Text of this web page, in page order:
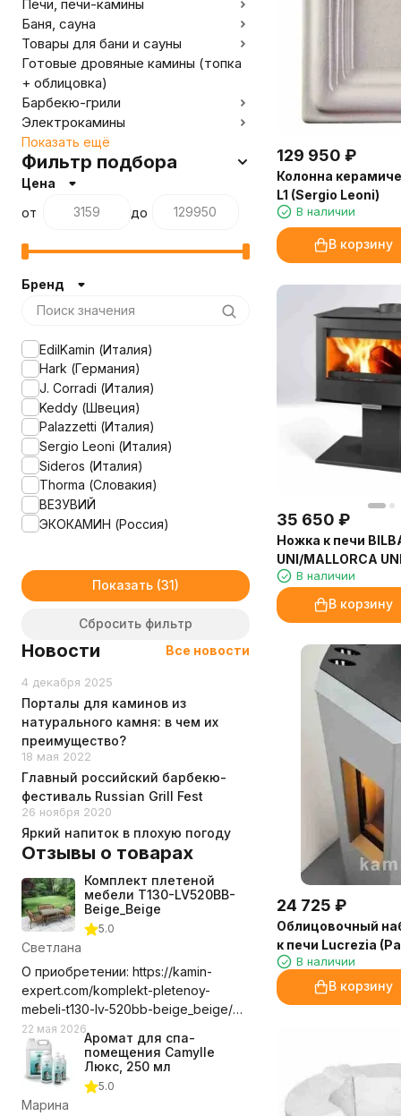
129 950 ₽
Колонна
L1 (Sergio Leoni)
В наличии
В корзину
35 650 ₽
Ножка к печи
UNI/MALLORCA
(Thorma)
В наличии
В корзину
24 725 ₽
Облицовочный
к печи Lucrezia
В наличии
В корзину
Печи, печи-камины
Баня, сауна
Товары для бани и сауны
Готовые дровяные камины (топка
+ облицовка)
Барбекю-грили
Электрокамины
Показать ещё
Фильтр подбора
Цена
от
до
Бренд
EdilKamin (Италия)
Hark (Германия)
J. Corradi (Италия)
Keddy (Швеция)
Palazzetti (Италия)
Sergio Leoni (Италия)
Sideros (Италия)
Thorma (Словакия)
ВЕЗУВИЙ
ЭКОКАМИН (Россия)
Показать
Сбросить фильтр
Новости Все новости
4 декабря 2025
Порталы для каминов из
натурального камня: в чем их
преимущество?
18 мая 2022
Главный российский барбекю-
фестиваль Russian Grill Fest
26 ноября 2020
Яркий напиток в плохую погоду
Отзывы о товарах
Комплект плетеной
мебели T130-LV520BB-
Beige_Beige
5.0
Светлана
О приобретении: https://kamin-
expert.com/komplekt-pletenoy-
mebeli-t130-lv-520bb-beige_beige/
Долго выбирала где приобрести
этот комплект мебели, сравнивала
цены с учетом доставки. Выбор
компании оказался правильным.
Доставили в срок, удобное для нас
22 мая 2026
Аромат для спа-
помещения Camylle
Люкс, 250 мл
5.0
Марина